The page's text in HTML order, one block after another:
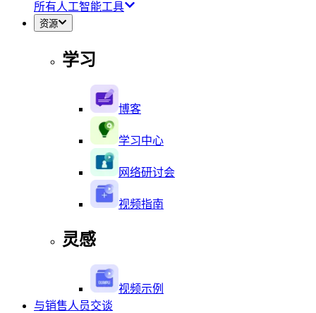
所有人工智能工具
资源
学习
博客
学习中心
网络研讨会
视频指南
灵感
视频示例
与销售人员交谈